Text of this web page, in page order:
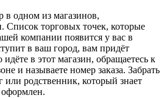
в одном из магазинов,
Список торговых точек, которые
компании появится у вас в
в ваш город, вам придёт
в этот магазин, обращаетесь к
и называете номер заказа. Забрать
родственник, который знает